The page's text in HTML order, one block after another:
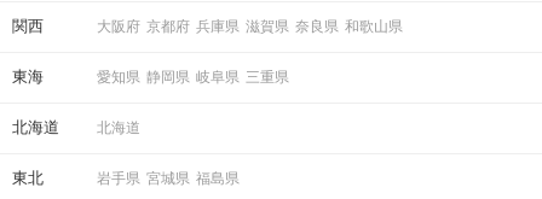
STEP4 マッチング投票＆連絡先送信タイム
関西 大阪府 京都府 兵庫県 滋賀県 奈良県 和歌山県
東海 愛知県 静岡県 岐阜県 三重県
北海道 北海道
東北 岩手県 宮城県 福島県